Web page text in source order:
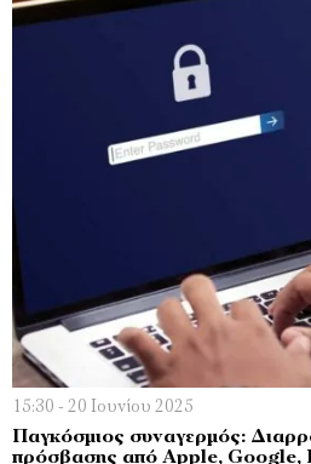
15:30 - 20 Ιουνίου 2025
Παγκόσμιος συναγερμός:
πρόσβασης από Apple, Google,